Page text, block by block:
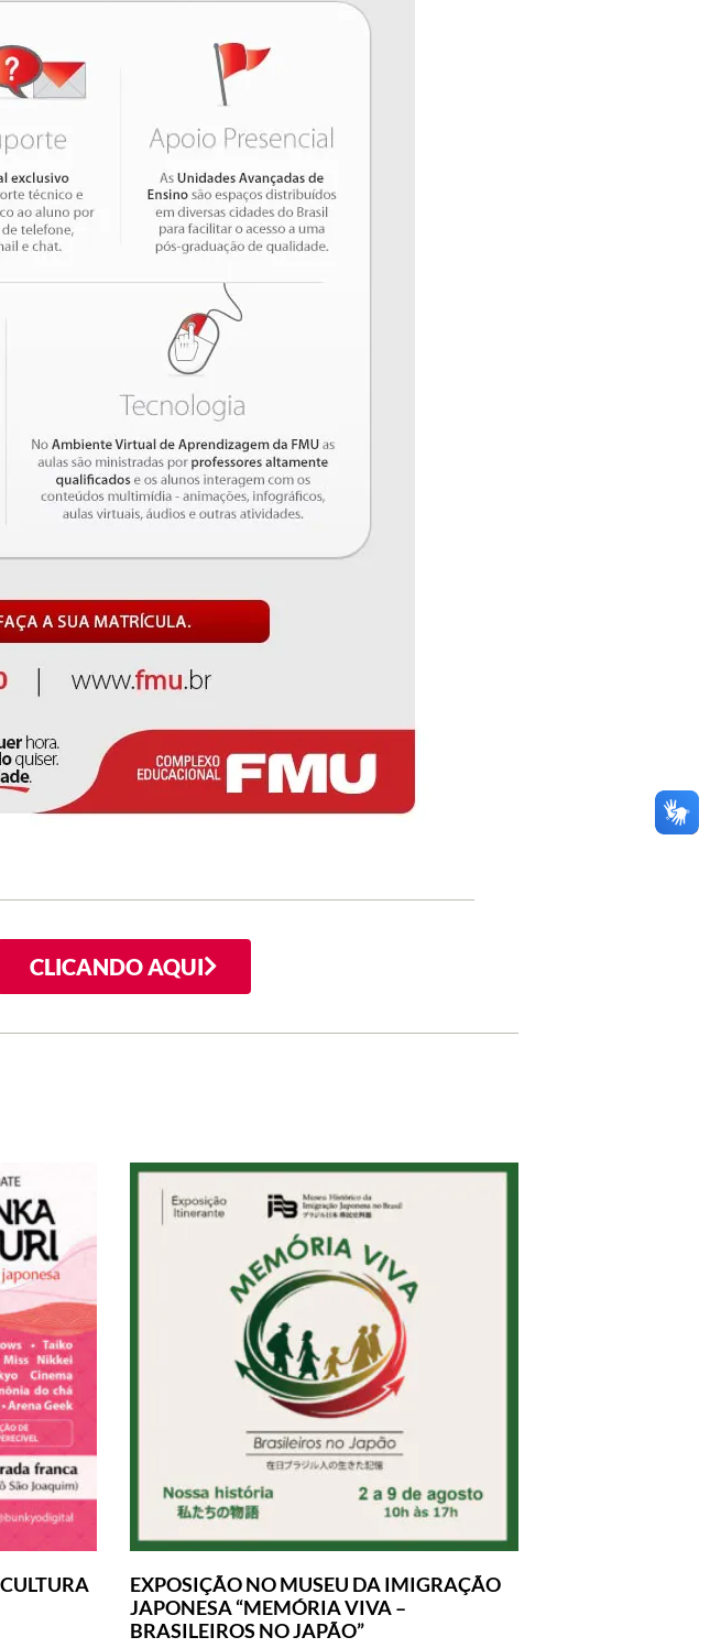
CLICANDO AQUI
EXPOSIÇÃO NO MUSEU DA IMIGRAÇÃO
JAPONESA “MEMÓRIA VIVA –
BRASILEIROS NO JAPÃO”